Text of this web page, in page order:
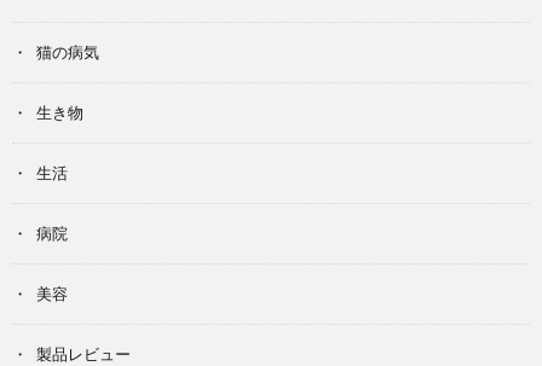
猫の病気
生き物
生活
病院
美容
製品レビュー